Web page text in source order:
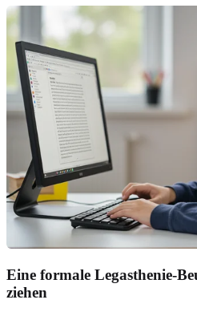
Eine formale Legasthenie-
ziehen